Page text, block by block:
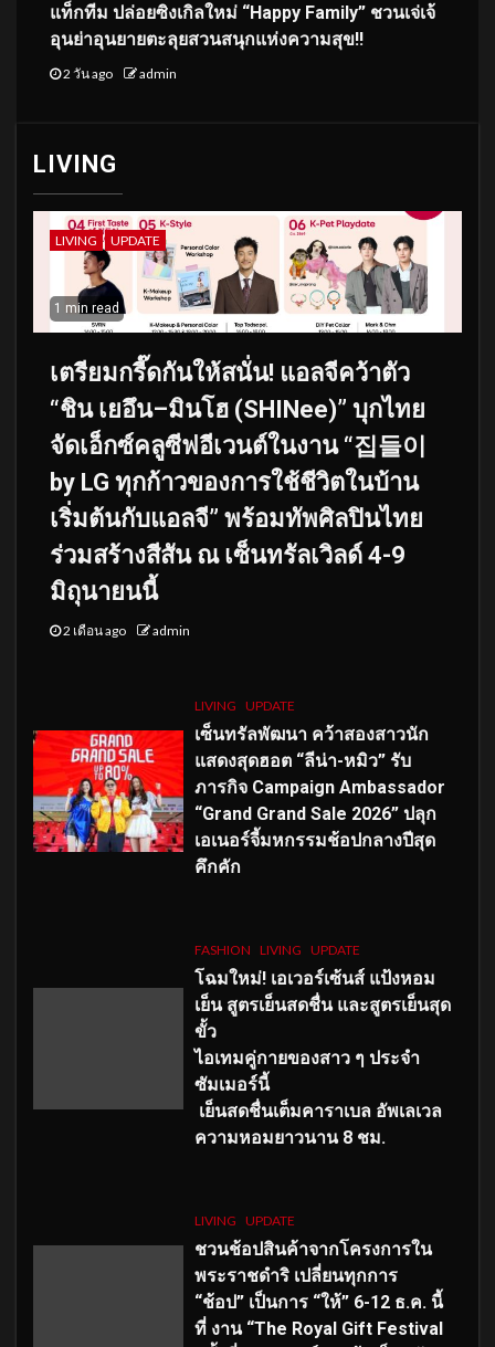
แท็กทีม ปล่อยซิงเกิลใหม่ “Happy Family” ชวนเจ่เจ้
อุนย่าอุนยายตะลุยสวนสนุกแห่งความสุข!!
2 วัน ago admin
LIVING
LIVING UPDATE
1 min read
เตรียมกรี๊ดกันให้สนั่น! แอลจีคว้าตัว
“ชิน เยอึน–มินโฮ (SHINee)” บุกไทย
จัดเอ็กซ์คลูซีฟอีเวนต์ในงาน “집들이
by LG ทุกก้าวของการใช้ชีวิตในบ้าน
เริ่มต้นกับแอลจี” พร้อมทัพศิลปินไทย
ร่วมสร้างสีสัน ณ เซ็นทรัลเวิลด์ 4-9
มิถุนายนนี้
2 เดือน ago admin
LIVING UPDATE
เซ็นทรัลพัฒนา คว้าสองสาวนัก
แสดงสุดฮอต “ลีน่า-หมิว” รับ
ภารกิจ Campaign Ambassador
“Grand Grand Sale 2026” ปลุก
เอเนอร์จี้มหกรรมช้อปกลางปีสุด
คึกคัก
FASHION LIVING UPDATE
โฉมใหม่! เอเวอร์เซ้นส์ แป้งหอม
เย็น สูตรเย็นสดชื่น และสูตรเย็นสุด
ขั้ว
ไอเทมคู่กายของสาว ๆ ประจำ
ซัมเมอร์นี้
เย็นสดชื่นเต็มคาราเบล อัพเลเวล
ความหอมยาวนาน 8 ชม.
LIVING UPDATE
ชวนช้อปสินค้าจากโครงการใน
พระราชดำริ เปลี่ยนทุกการ
“ช้อป” เป็นการ “ให้” 6-12 ธ.ค. นี้
ที่ งาน “The Royal Gift Festival